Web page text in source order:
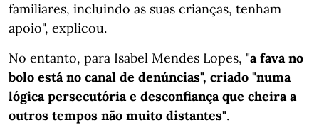
familiares, incluindo as suas crianças, tenham
apoio", explicou.
No entanto, para Isabel Mendes Lopes, "a fava no
bolo está no canal de denúncias", criado "numa
lógica persecutória e desconfiança que cheira a
outros tempos não muito distantes".